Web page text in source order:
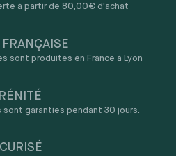
à partir de 80,00€ d'achat
sont produites en France à Lyon
garanties pendant 30 jours.